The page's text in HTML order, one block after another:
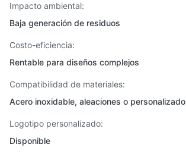
Impacto ambiental:
Baja generación de residuos
Costo-eficiencia:
Rentable para diseños complejos
Compatibilidad de materiales:
Acero inoxidable, aleaciones o personalizado
Logotipo personalizado:
Disponible